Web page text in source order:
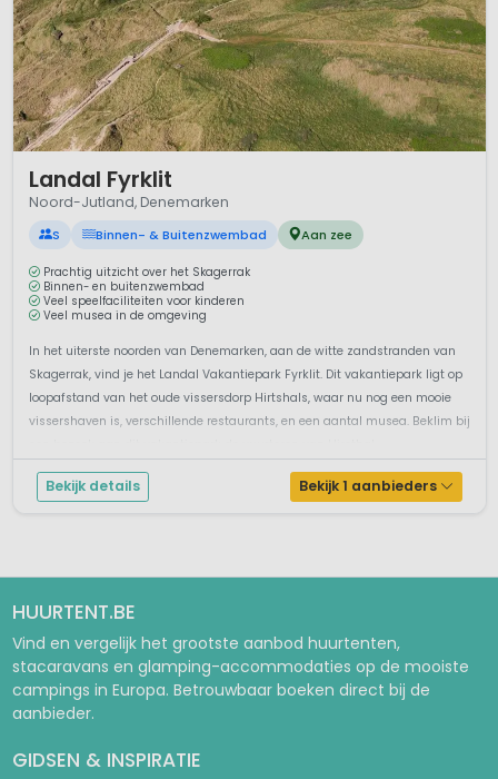
kuuroord van Denemarken,Romulusin vakantiepark
Skallerup Klit.
Noord-Jutland heeft ook veel gratis vertier. Wat dacht je van
een bezoek aanGrenen, de plaats waar de zeeën Skagerrak
and Kattegat elkaar ontmoeten? Of de wandelende duin
budget houdt je ook niet tegen een bezoek te brengen aan
de natuurgebieden Vejlerne en Lille Vildmose, het
heuvelachtig nationaal park Rebild Bakker, het bos Rold Skov
Noord-Jutland is voor elk seizoen een fascinerende
vakantiebestemming.
Landal Fyrklit
Noord-Jutland, Denemarken
S Binnen- & Buitenzwembad Aan zee
Prachtig uitzicht over het Skagerrak
Binnen- en buitenzwembad
Veel speelfaciliteiten voor kinderen
Veel musea in de omgeving
In het uiterste noorden van Denemarken, aan de witte zandstranden van
Skagerrak, vind je het Landal Vakantiepark Fyrklit. Dit vakantiepark ligt op
loopafstand van het oude vissersdorp Hirtshals, waar nu nog een mooie
vissershaven is, verschillende restaurants, en een aantal musea. Beklim bij
Bekijk details Bekijk 1 aanbieders
HUURTENT.BE
Vind en vergelijk het grootste aanbod huurtenten,
stacaravans en glamping-accommodaties op de mooiste
campings in Europa. Betrouwbaar boeken direct bij de
aanbieder.
GIDSEN & INSPIRATIE